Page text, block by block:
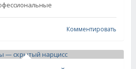
Комментировать